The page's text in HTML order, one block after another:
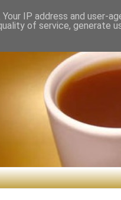
IP address and user-
of service, generate